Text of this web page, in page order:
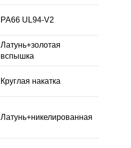
PA66 UL94-V2
Латунь+золотая
вспышка
Круглая накатка
Латунь+никелированная